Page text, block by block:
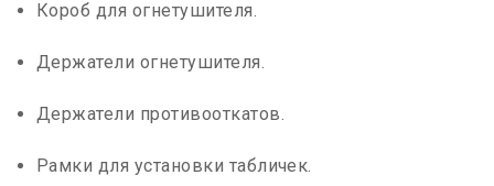
Короб для огнетушителя.
Держатели огнетушителя.
Держатели противооткатов.
Рамки для установки табличек.